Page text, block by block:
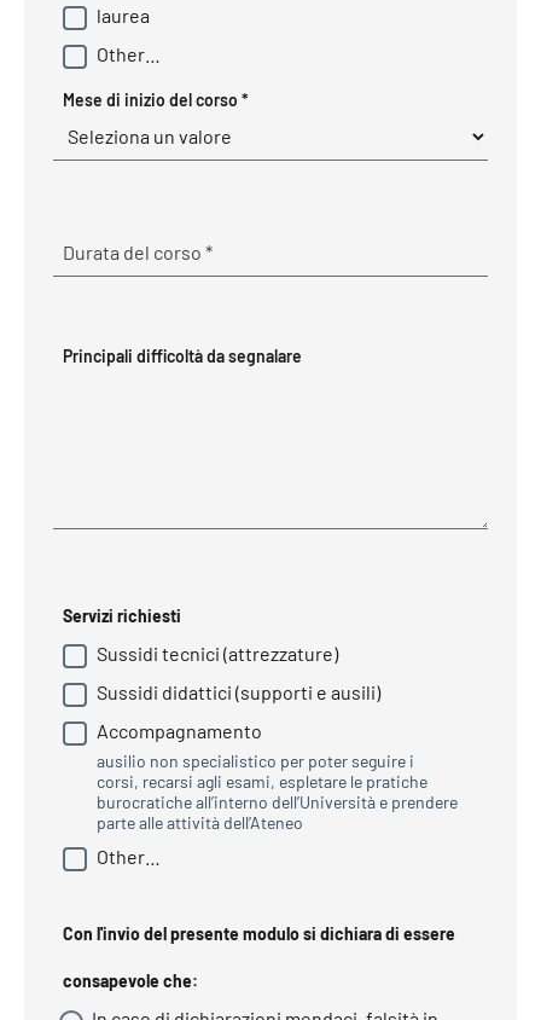
laurea
Other…
Mese di inizio del corso *
Durata del corso *Required
Principali difficoltà da segnalare
Servizi richiesti
Sussidi tecnici (attrezzature)
Sussidi didattici (supporti e ausili)
Accompagnamento
ausilio non specialistico per poter seguire i
corsi, recarsi agli esami, espletare le pratiche
burocratiche all’interno dell’Università e prendere
parte alle attività dell’Ateneo
Other…
Con l'invio del presente modulo si dichiara di essere
consapevole che: